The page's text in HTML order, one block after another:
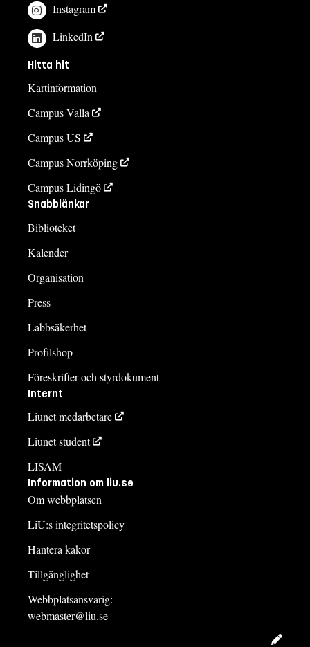
Instagram
LinkedIn
Hitta hit
Kartinformation
Campus Valla
Campus US
Campus Norrköping
Campus Lidingö
Snabblänkar
Biblioteket
Kalender
Organisation
Press
Labbsäkerhet
Profilshop
Föreskrifter och styrdokument
Internt
Liunet medarbetare
Liunet student
LISAM
Information om liu.se
Om webbplatsen
LiU:s integritetspolicy
Hantera kakor
Tillgänglighet
Webbplatsansvarig:
webmaster@liu.se